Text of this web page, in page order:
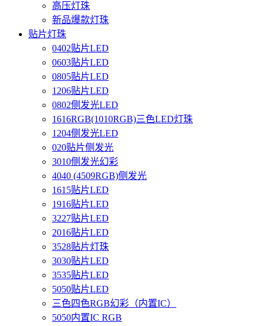
高压灯珠
新品爆款灯珠
贴片灯珠
0402贴片LED
0603贴片LED
0805贴片LED
1206贴片LED
0802侧发光LED
1616RGB(1010RGB)三色LED灯珠
1204侧发光LED
020贴片侧发光
3010侧发光幻彩
4040 (4509RGB)侧发光
1615贴片LED
1916贴片LED
3227贴片LED
2016贴片LED
3528贴片灯珠
3030贴片LED
3535贴片LED
5050贴片LED
三色四色RGB幻彩（内置IC）
5050内置IC RGB